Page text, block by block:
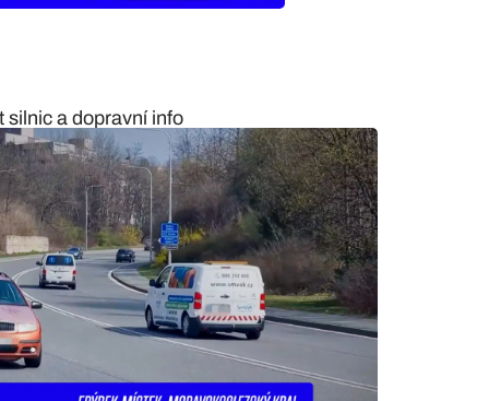
silnic a dopravní info